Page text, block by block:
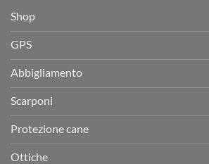
Shop
GPS
Abbigliamento
Scarponi
Protezione cane
Ottiche